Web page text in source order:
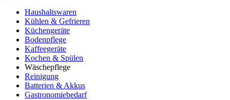
Haushaltswaren
Kühlen & Gefrieren
Küchengeräte
Bodenpflege
Kaffeegeräte
Kochen & Spülen
Wäschepflege
Reinigung
Batterien & Akkus
Gastronomiebedarf